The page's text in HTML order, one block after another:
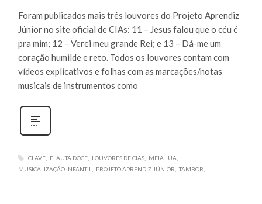
Foram publicados mais três louvores do Projeto Aprendiz
Júnior no site oficial de CIAs: 11 – Jesus falou que o céu é
pra mim; 12 – Verei meu grande Rei; e 13 – Dá-me um
coração humilde e reto. Todos os louvores contam com
vídeos explicativos e folhas com as marcações/notas
musicais de instrumentos como
CLAVE FLAUTA DOCE LOUVORES DE CIAS
MEIA LUA
MUSICALIZAÇÃO INFANTIL
PROJETO APRENDIZ JÚNIOR TAMBOR